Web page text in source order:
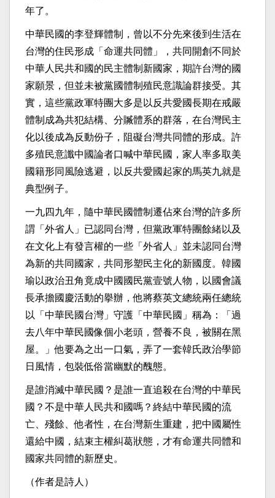
年了。
中華民國的李登輝體制，曾以不分先來後到生活在
台灣的住民形成「命運共同體」，共同開創不同於
中華人民共和國的民主體制新國家，期許台灣的國
家願景，但並未被黨國體制殖民意識論群接受。其
實，這些黨政軍特團大多是以反共愛國長期在戒嚴
體制成為共犯結構、分贓體系的群落，在台灣民主
化以後成為反動份子，阻礙台灣共同體的形成。許
多殖民意讖中國論者口喊中華民國，家人率多取美
國籍形同風險逃避，以反共愛國起家的馬英九就是
典型例子。
一九四九年，隨中華民國體制遷佔來台灣的許多所
謂「外省人」已認同台灣，但黨政軍特團餘緒以及
在文化上有發言權的一些「外省人」並未認同台灣
為新的共同國家，共同形塑民主化的新國度。韓國
瑜以政治丑角竟成中國國民黨壹號人物，以國會議
長承擔國慶活動的擧辦，他將蔡英文總統兩任總統
以「中華民國台灣」守護「中華民國」稱為：「過
去八年中華民國像個小老頭，營養不良，被關在黑
屋。」他要為之出一口氣，弄了一套韓氏政治學節
日風情，包裝低俗當幽默的醜態。
是誰消滅中華民國？是誰一直追殺在台灣的中華民
國？不是中華人民共和國嗎？終結中華民國的流
亡、殘餘、他者性，在台灣新生重建，把中國屬性
還給中國，結束主權糾葛狀態，才有命運共同體和
國家共同體的新歷史。
（作者是詩人）